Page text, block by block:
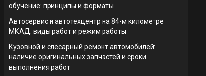
обучение: принципы и форматы
Автосервис и автотехцентр на 84-м километре
МКАД: виды работ и режим работы
Кузовной и слесарный ремонт автомобилей:
наличие оригинальных запчастей и сроки
выполнения работ